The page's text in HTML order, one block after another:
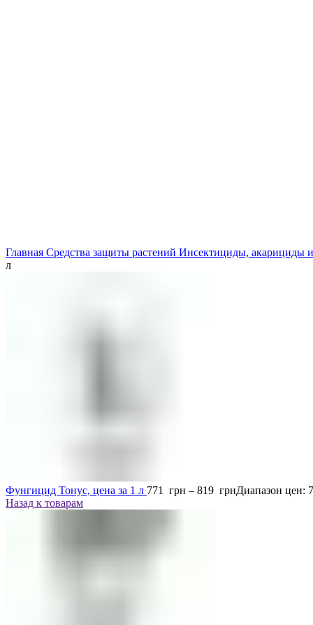
Главная Средства защиты растений Инсектициды, акарициды
л
Фунгицид Тонус, цена за 1 л 771 грн – 819 грнДиапазон цен:
Назад к товарам